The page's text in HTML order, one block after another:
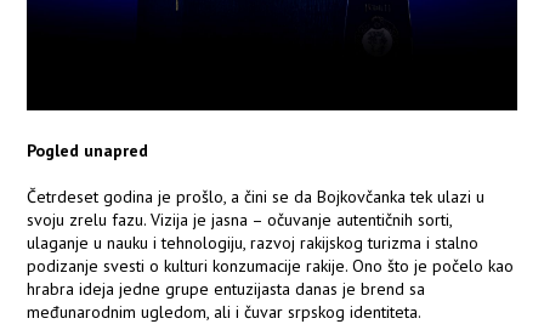
Pogled unapred
Četrdeset godina je prošlo, a čini se da Bojkovčanka tek ulazi u
svoju zrelu fazu. Vizija je jasna – očuvanje autentičnih sorti,
ulaganje u nauku i tehnologiju, razvoj rakijskog turizma i stalno
podizanje svesti o kulturi konzumacije rakije. Ono što je počelo kao
hrabra ideja jedne grupe entuzijasta danas je brend sa
međunarodnim ugledom, ali i čuvar srpskog identiteta.